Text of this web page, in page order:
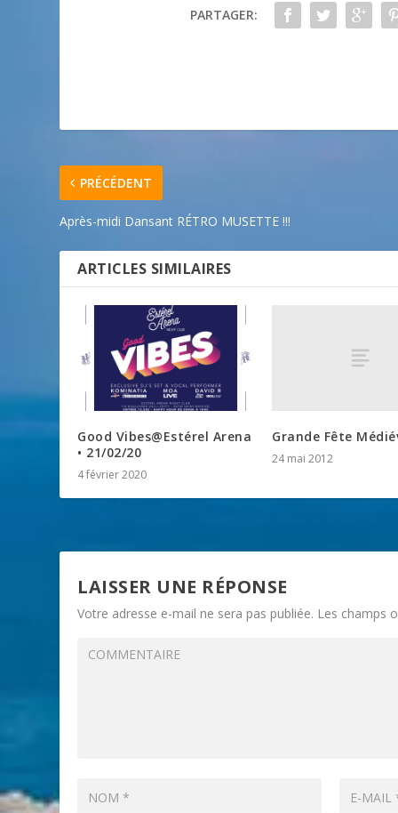
PARTAGER:
PRÉCÉDENT
Après-midi Dansant RÉTRO MUSETTE !!!
ARTICLES SIMILAIRES
Good Vibes@Estérel Arena
• 21/02/20
4 février 2020
Grande Fête
24 mai 2012
LAISSER UNE RÉPONSE
Votre adresse e-mail ne sera pas publiée. Les champs